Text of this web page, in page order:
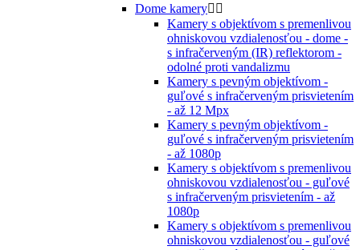
Dome kamery 
Kamery s objektívom s premenlivou
ohniskovou vzdialenosťou - dome -
s infračerveným (IR) reflektorom -
odolné proti vandalizmu
Kamery s pevným objektívom -
guľové s infračerveným prisvietením
- až 12 Mpx
Kamery s pevným objektívom -
guľové s infračerveným prisvietením
- až 1080p
Kamery s objektívom s premenlivou
ohniskovou vzdialenosťou - guľové
s infračerveným prisvietením - až
1080p
Kamery s objektívom s premenlivou
ohniskovou vzdialenosťou - guľové